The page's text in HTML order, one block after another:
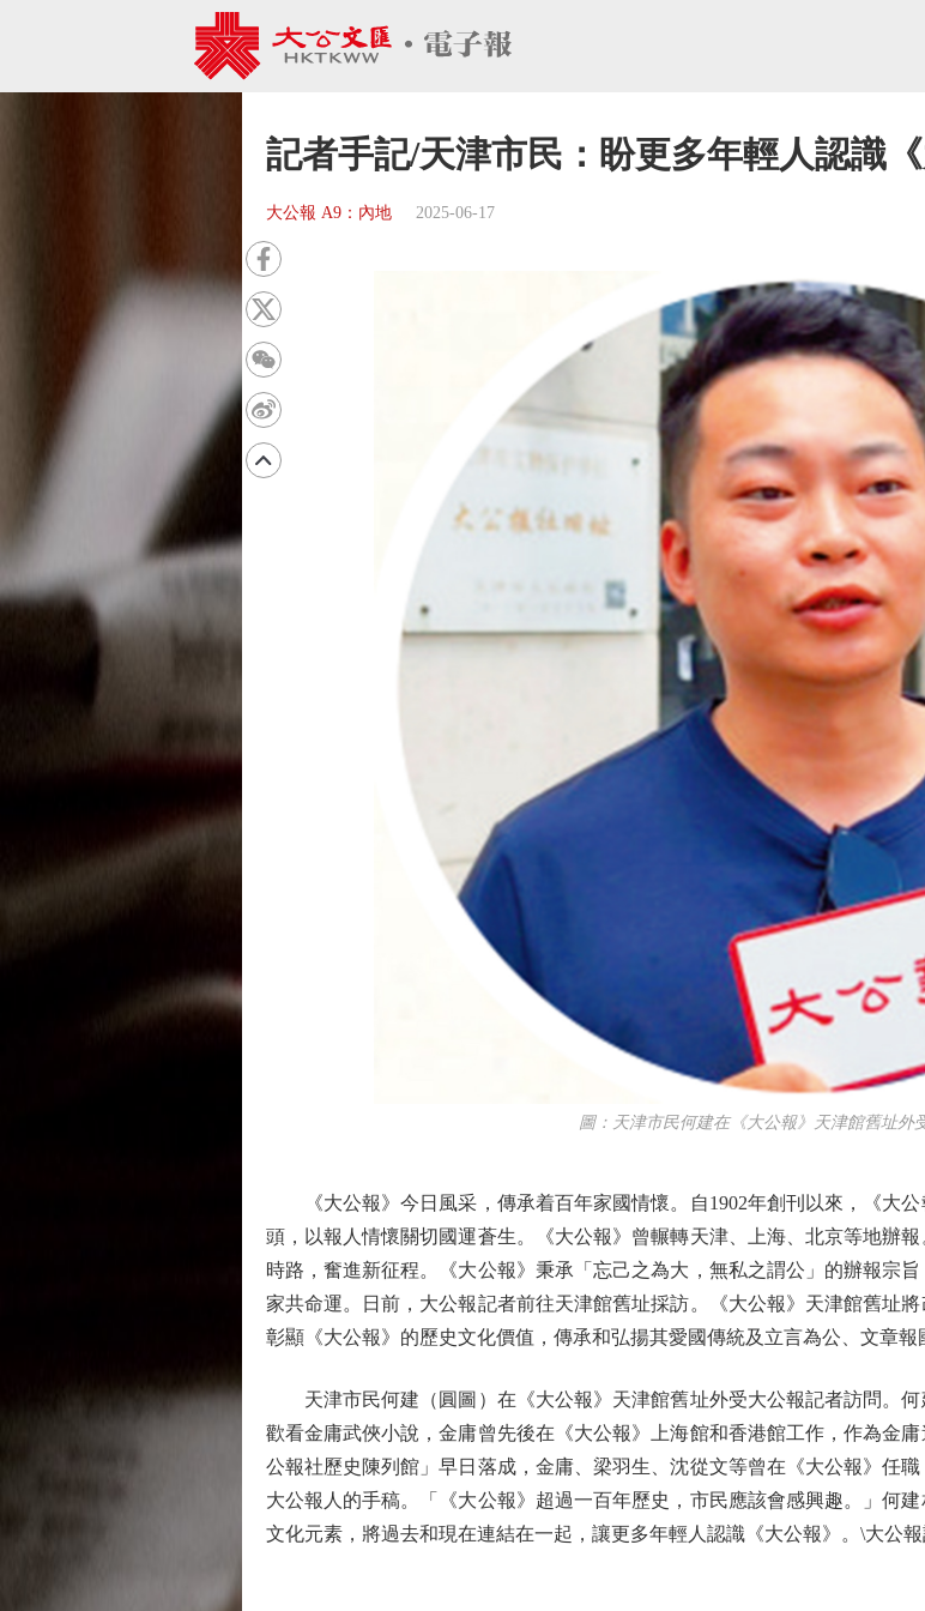
記者手記/天津市民：盼更多年輕人認識《
大公報 A9：內地 2025-06-17
圖：天津市民何建在《大公報》天津館舊址外受
《大公報》今日風采，傳承着百年家國情懷。自1902年創刊以來，《大公
頭，以報人情懷關切國運蒼生。《大公報》曾輾轉天津、上海、北京等地辦
時路，奮進新征程。《大公報》秉承「忘己之為大，無私之謂公」的辦報宗
家共命運。日前，大公報記者前往天津館舊址採訪。《大公報》天津館舊址
彰顯《大公報》的歷史文化價值，傳承和弘揚其愛國傳統及立言為公、文章報
天津市民何建（圓圖）在《大公報》天津館舊址外受大公報記者訪問。何
歡看金庸武俠小說，金庸曾先後在《大公報》上海館和香港館工作，作為金
公報社歷史陳列館」早日落成，金庸、梁羽生、沈從文等曾在《大公報》任
大公報人的手稿。「《大公報》超過一百年歷史，市民應該會感興趣。」何
文化元素，將過去和現在連結在一起，讓更多年輕人認識《大公報》。\大公